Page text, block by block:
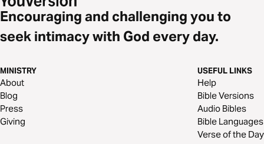
Encouraging and challenging you to
seek intimacy with God every day.
MINISTRY
About
Blog
Press
Giving
USEFUL LINKS
Help
Bible Versions
Audio Bibles
Bible Languages
Verse of the Day